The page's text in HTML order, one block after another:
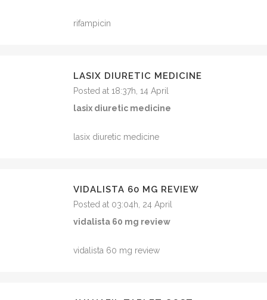
rifampicin
LASIX DIURETIC MEDICINE
Posted at 18:37h, 14 April
lasix diuretic medicine
lasix diuretic medicine
VIDALISTA 60 MG REVIEW
Posted at 03:04h, 24 April
vidalista 60 mg review
vidalista 60 mg review